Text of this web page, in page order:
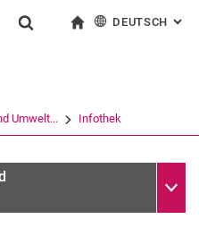
Springe direkt zu: Inhalt
Springe direkt zu: Suche
Springe direkt zu:
externen Link in einem
DEUTSCH :
Umwelt... Infothek